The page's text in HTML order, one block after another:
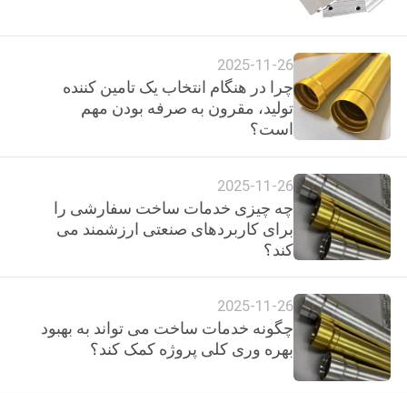
درباره
ما
تور
کارخانه
کنترل
کیفیت
با
ما
تماس
بگیرید
2025-11-26
چرا در هنگام انتخاب یک تامین کننده
تولید، مقرون به صرفه بودن مهم
است؟
2025-11-26
چه چیزی خدمات ساخت سفارشی را
برای کاربردهای صنعتی ارزشمند می
کند؟
2025-11-26
چگونه خدمات ساخت می تواند به بهبود
بهره وری کلی پروژه کمک کند؟